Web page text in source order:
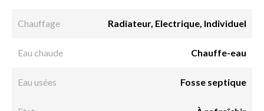
Chauffage Radiateur, Electrique, Individuel
Eau chaude Chauffe-eau
Eau usées Fosse septique